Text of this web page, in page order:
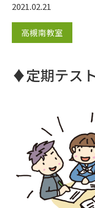
2021.02.21
高槻南教室
♦定期テス